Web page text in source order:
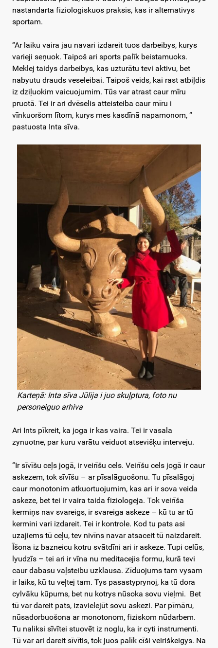
nastandarta fiziologiskuos praksis, kas ir alternativys
sportam.
“Ar laiku vaira jau navari izdareit tuos darbeibys, kurys
varieji seņuok. Taipoš ari sports palīk beistamuoks.
Meklej taidys darbeibys, kas uzturātu tevi aktivu, bet
nabyutu drauds veseleibai. Taipoš veids, kai rast atbiļdis
iz dziļuokim vaicuojumim. Tūs var atrast caur mīru
pruotā. Tei ir ari dvēselis atteisteiba caur mīru i
vīnkuoršom lītom, kurys mes kasdīnā napamonom, “
pastuosta Inta sīva.
Karteņā: Inta sīva Jūlija i juo skuļptura, foto nu
personeiguo arhiva
Ari Ints pīkreit, ka joga ir kas vaira. Tei ir vasala
zynuotne, par kuru varātu veiduot atsevišķu interveju.
“Ir sīvīšu ceļs jogā, ir veirīšu cels. Veirīšu cels jogā ir caur
askezem, tok sīvīšu – ar pīsalāguošonu. Tu pīsalāgoj
caur monotonim atkuortuojumim, kas ari ir sova veida
askeze, bet tei ir vaira taida fiziologeja. Tok veirīša
kermiņs nav svareigs, ir svareiga askeze – kū tu ar tū
kermini vari izdareit. Tei ir kontrole. Kod tu pats asi
uzajiems tū ceļu, tev nivīns navar atsaceit tū naizdareit.
Īšona iz bazneicu kotru svātdīni ari ir askeze. Tupi celūs,
lyudzīs – tei ari ir vīna nu meditacejis formu, kurā tevi
caur dabasu vaļsteibu uzklausa. Zīduojums tam vysam
ir laiks, kū tu veļtej tam. Tys pasastyprynoj, ka tū dora
cylvāku kūpums, bet nu kotrys nūsoka sovu vieļmi. Bet
tū var dareit pats, izavielejūt sovu askezi. Par pīmāru,
nūsadorbuošona ar monotonom, fiziskom nūdarbem.
Tu naliksi sīvītei stuovēt iz noglu, ka ir cyti instrumenti.
Tū var ari dareit sīvītis, tok juos palīk cīši veiriškeigys. Na